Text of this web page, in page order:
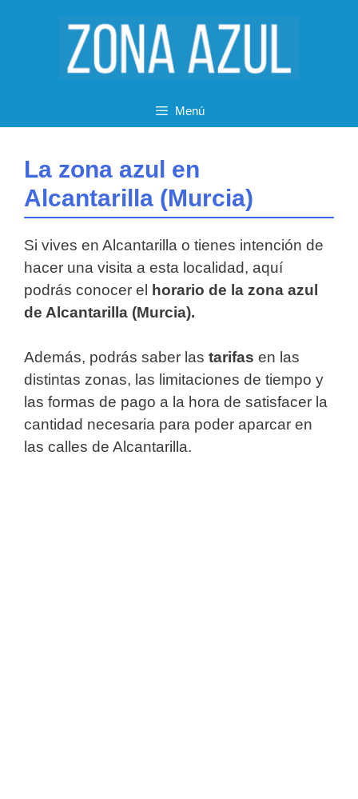
Menú
La zona azul en
Alcantarilla (Murcia)
Si vives en Alcantarilla o tienes intención de
hacer una visita a esta localidad, aquí
podrás conocer el horario de la zona azul
de Alcantarilla (Murcia).
Además, podrás saber las tarifas en las
distintas zonas, las limitaciones de tiempo y
las formas de pago a la hora de satisfacer la
cantidad necesaria para poder aparcar en
las calles de Alcantarilla.